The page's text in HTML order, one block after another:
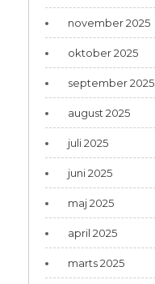
november 2025
oktober 2025
september 2025
august 2025
juli 2025
juni 2025
maj 2025
april 2025
marts 2025